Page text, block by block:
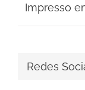
Impresso
Redes